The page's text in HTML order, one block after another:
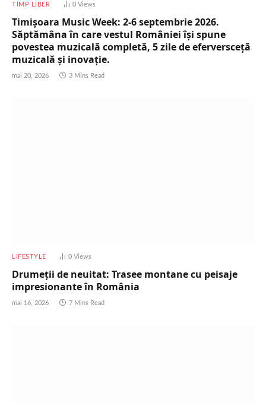
TIMP LIBER 0 Views
Timișoara Music Week: 2-6 septembrie 2026.
Săptămâna în care vestul României își spune
povestea muzicală completă, 5 zile de eferversceță
muzicală și inovație.
mai 20, 2026 3 Mins Read
LIFESTYLE 0 Views
Drumeții de neuitat: Trasee montane cu peisaje
impresionante în România
mai 16, 2026 7 Mins Read